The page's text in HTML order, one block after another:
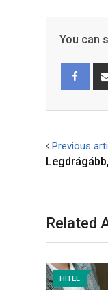
You can
Previous
Related
HITEL